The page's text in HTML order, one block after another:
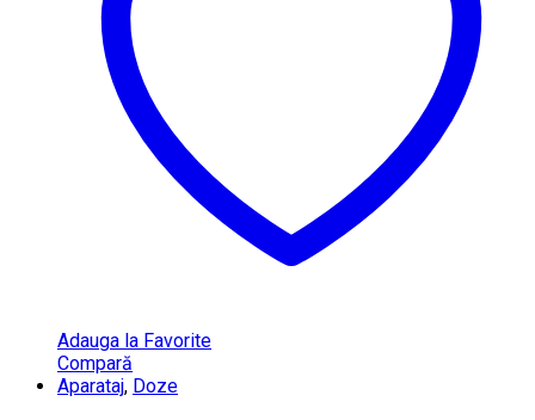
Adauga la Favorite
Compară
Aparataj, Doze